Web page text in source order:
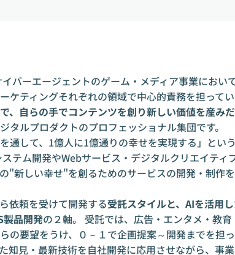
バーエージェントのゲーム・メディア事業におい
ケティングそれぞれの領域で中心的責務を担って
、自らの手でコンテンツを創り新しい価値を産み
タルプロダクトのプロフェッショナル集団です。
通して、1億人に1億通りの幸せを実現する」とい
テム開発やWebサービス・デジタルクリエイティ
"新しい幸せ"を創るためのサービスの開発・制作を
依頼を受けて開発する受託スタイルと、AIを活用
製品開発の２軸。 受託では、広告・エンタメ・教育
の要望をうけ、０－１で企画提案～開発までを担
知見・最新技術を自社開発に応用させながら、事